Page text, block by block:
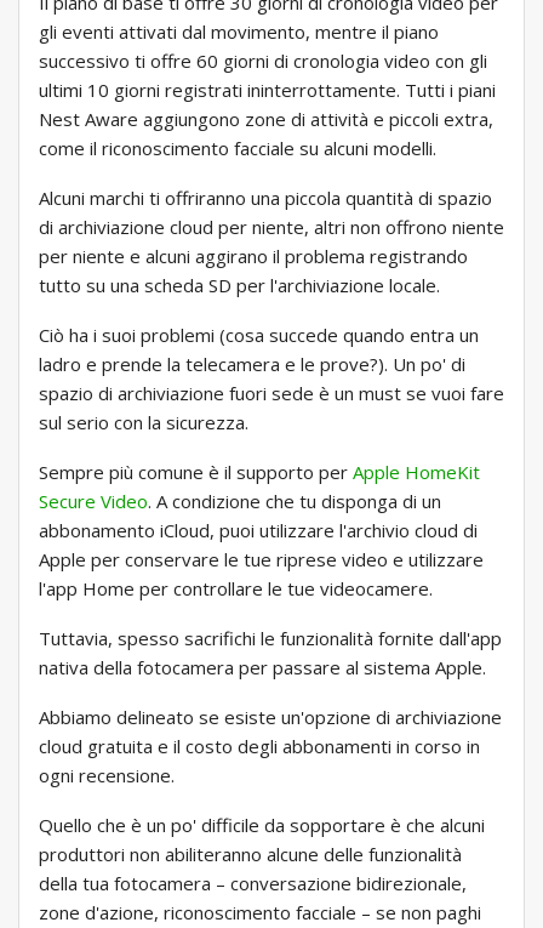
gli eventi attivati ​​dal movimento, mentre il piano
successivo ti offre 60 giorni di cronologia video con gli
ultimi 10 giorni registrati ininterrottamente. Tutti i piani
Nest Aware aggiungono zone di attività e piccoli extra,
come il riconoscimento facciale su alcuni modelli.
Alcuni marchi ti offriranno una piccola quantità di spazio
di archiviazione cloud per niente, altri non offrono niente
per niente e alcuni aggirano il problema registrando
tutto su una scheda SD per l'archiviazione locale.
Ciò ha i suoi problemi (cosa succede quando entra un
ladro e prende la telecamera e le prove?). Un po' di
spazio di archiviazione fuori sede è un must se vuoi fare
sul serio con la sicurezza.
Sempre più comune è il supporto per Apple HomeKit
Secure Video. A condizione che tu disponga di un
abbonamento iCloud, puoi utilizzare l'archivio cloud di
Apple per conservare le tue riprese video e utilizzare
l'app Home per controllare le tue videocamere.
Tuttavia, spesso sacrifichi le funzionalità fornite dall'app
nativa della fotocamera per passare al sistema Apple.
Abbiamo delineato se esiste un'opzione di archiviazione
cloud gratuita e il costo degli abbonamenti in corso in
ogni recensione.
Quello che è un po' difficile da sopportare è che alcuni
produttori non abiliteranno alcune delle funzionalità
della tua fotocamera – conversazione bidirezionale,
zone d'azione, riconoscimento facciale – se non paghi